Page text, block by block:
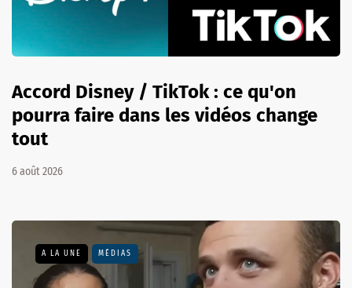
Accord Disney / TikTok : ce qu'on
pourra faire dans les vidéos change
tout
6 août 2026
A LA UNE MÉDIAS